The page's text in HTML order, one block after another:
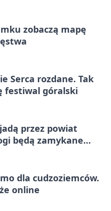
zobaczą mapę
Serca rozdane. Tak
festiwal góralski
przez powiat
będą zamykane
dla cudzoziemców.
online